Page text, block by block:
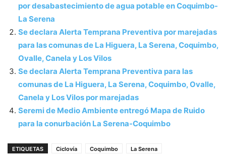
por desabastecimiento de agua potable en Coquimbo-
La Serena
Se declara Alerta Temprana Preventiva por marejadas
para las comunas de La Higuera, La Serena, Coquimbo,
Ovalle, Canela y Los Vilos
Se declara Alerta Temprana Preventiva para las
comunas de La Higuera, La Serena, Coquimbo, Ovalle,
Canela y Los Vilos por marejadas
Seremi de Medio Ambiente entregó Mapa de Ruido
para la conurbación La Serena-Coquimbo
ETIQUETAS Ciclovía Coquimbo La Serena